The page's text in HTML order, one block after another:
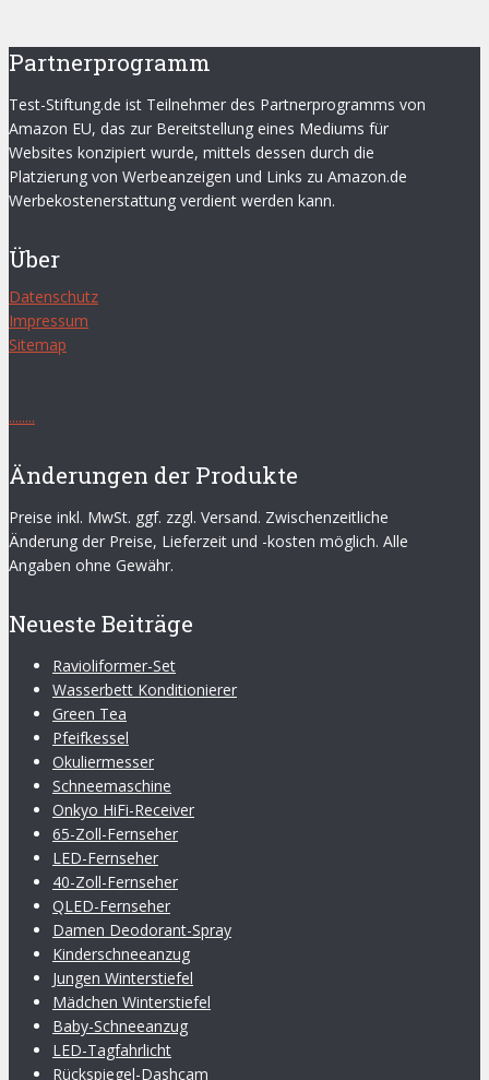
Partnerprogramm
Test-Stiftung.de ist Teilnehmer des Partnerprogramms von
Amazon EU, das zur Bereitstellung eines Mediums für
Websites konzipiert wurde, mittels dessen durch die
Platzierung von Werbeanzeigen und Links zu Amazon.de
Werbekostenerstattung verdient werden kann.
Über
Datenschutz
Impressum
Sitemap
........
Änderungen der Produkte
Preise inkl. MwSt. ggf. zzgl. Versand. Zwischenzeitliche
Änderung der Preise, Lieferzeit und -kosten möglich. Alle
Angaben ohne Gewähr.
Neueste Beiträge
Ravioliformer-Set
Wasserbett Konditionierer
Green Tea
Pfeifkessel
Okuliermesser
Schneemaschine
Onkyo HiFi-​Recei­ver
65-Zoll-Fernseher
LED-Fernseher
40-Zoll-Fernseher
QLED-Fernseher
Damen Deodorant-Spray
Kinderschneeanzug
Jungen Winterstiefel
Mädchen Winterstiefel
Baby-Schneeanzug
LED-Tagfahrlicht
Rückspiegel-Dashcam